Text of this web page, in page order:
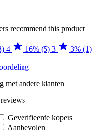
recommend this product
4 16% (5) 3 3% (1)
met andere klanten
Geverifieerde kopers
Aanbevolen